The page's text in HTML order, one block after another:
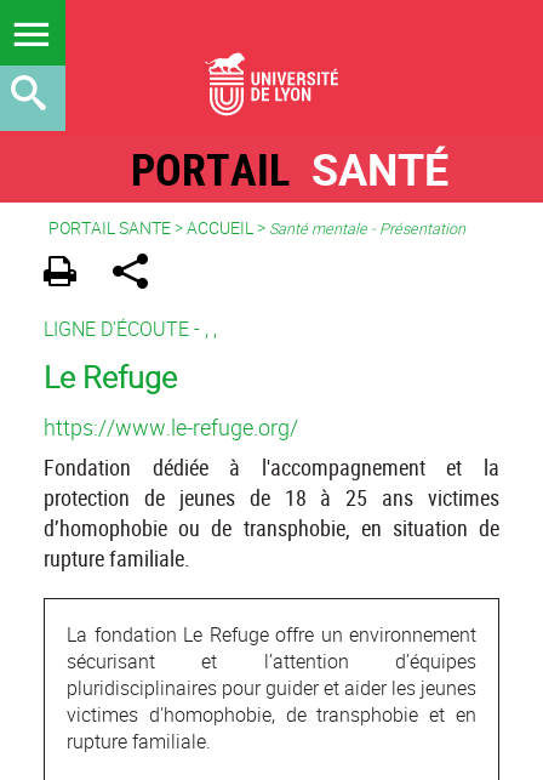
PORTAIL SANTÉ
PORTAIL SANTE>ACCUEIL> Santé mentale - Présentation
LIGNE D'ÉCOUTE - , ,
Le Refuge
https://www.le-refuge.org/
Fondation dédiée à l'accompagnement et la
protection de jeunes de 18 à 25 ans victimes
d’homophobie ou de transphobie, en situation de
rupture familiale.
La fondation Le Refuge offre un environnement
sécurisant et l’attention d’équipes
pluridisciplinaires pour guider et aider les jeunes
victimes d'homophobie, de transphobie et en
rupture familiale.